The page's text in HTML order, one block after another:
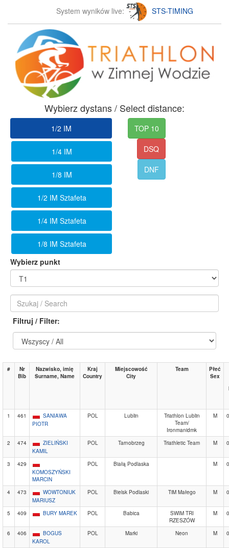
System wyników live: STS-TIMING
Wybierz dystans / Select distance:
1/2 IM
1/4 IM
1/8 IM
1/2 IM Sztafeta
1/4 IM Sztafeta
1/8 IM Sztafeta
TOP 10
DSQ
DNF
Wybierz punkt
Filtruj / Filter:
#
Nr
Bib
Nazwisko, imię
Surname, Name
Kraj
Country
Miejscowość
City
Team
Płeć
Sex
1 461
SANIAWA
PIOTR
POL Lublin
Triathlon Lublin
Team/
Ironmanidmk
M
2 474
ZIELIŃSKI
KAMIL
POL Tarnobrzeg Triathletic Team M
3
429
KOMOSZYŃSKI
MARCIN
POL Białą Podlaska M
4 473
WOWTONIUK
MARIUSZ
POL Bielsk Podlaski TiM Małego M
5 409 BURY MAREK POL Babica
SWIM TRI
RZESZÓW
M
6 406
BOGUS
KAROL
POL Marki Neon M